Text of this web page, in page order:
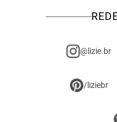
@lizie.br
/liziebr